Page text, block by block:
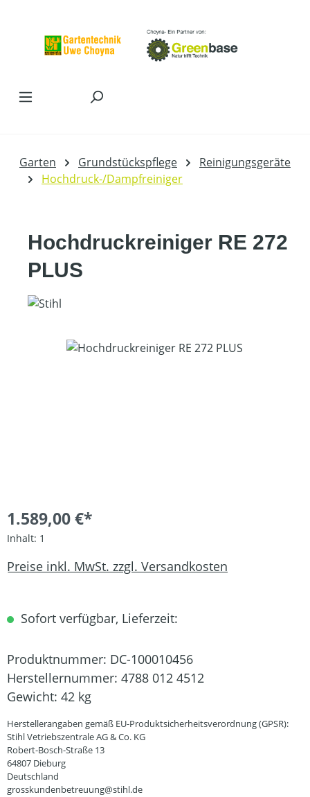
Garten Grundstückspflege
Reinigungsgeräte
Hochdruck-/Dampfreiniger
Hochdruckreiniger RE 272
PLUS
Bildergalerie überspringen
1.589,00 €*
Inhalt: 1
Preise inkl. MwSt. zzgl. Versandkosten
Sofort verfügbar, Lieferzeit:
Produktnummer: DC-100010456
Herstellernummer: 4788 012 4512
Gewicht: 42 kg
Herstellerangaben gemäß EU-Produktsicherheitsverordnung (GPSR):
Stihl Vetriebszentrale AG & Co. KG
Robert-Bosch-Straße 13
64807 Dieburg
Deutschland
grosskundenbetreuung@stihl.de